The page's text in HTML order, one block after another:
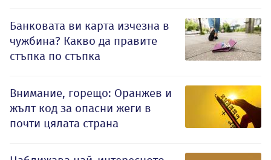
Банковата ви карта изчезна в
чужбина? Какво да правите
стъпка по стъпка
Внимание, горещо: Оранжев и
жълт код за опасни жеги в
почти цялата страна